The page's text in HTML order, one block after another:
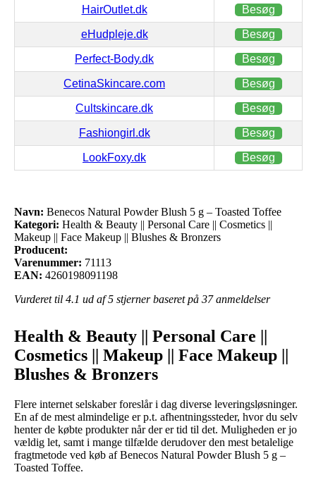
HairOutlet.dk Besøg
eHudpleje.dk Besøg
Perfect-Body.dk Besøg
CetinaSkincare.com Besøg
Cultskincare.dk Besøg
Fashiongirl.dk Besøg
LookFoxy.dk Besøg
Navn: Benecos Natural Powder Blush 5 g – Toasted Toffee
Kategori: Health & Beauty || Personal Care || Cosmetics ||
Makeup || Face Makeup || Blushes & Bronzers
Producent:
Varenummer: 71113
EAN: 4260198091198
Vurderet til 4.1 ud af 5 stjerner baseret på 37anmeldelser
Health & Beauty || Personal Care ||
Cosmetics || Makeup || Face Makeup ||
Blushes & Bronzers
Flere internet selskaber foreslår i dag diverse leveringsløsninger.
En af de mest almindelige er p.t. afhentningssteder, hvor du selv
henter de købte produkter når der er tid til det. Muligheden er jo
vældig let, samt i mange tilfælde derudover den mest betalelige
fragtmetode ved køb af Benecos Natural Powder Blush 5 g –
Toasted Toffee.